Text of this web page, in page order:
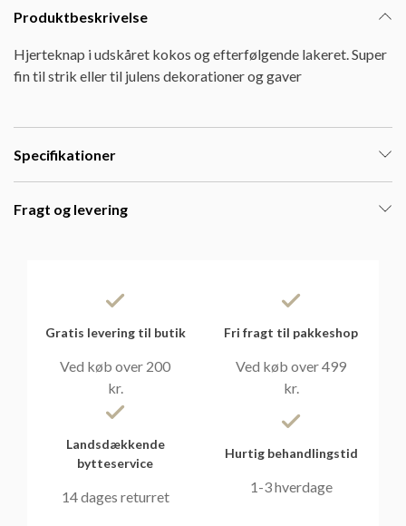
Produktbeskrivelse
Hjerteknap i udskåret kokos og efterfølgende lakeret. Super
fin til strik eller til julens dekorationer og gaver
Specifikationer
Fragt og levering
Gratis levering til butik
Ved køb over 200
kr.
Fri fragt til pakkeshop
Ved køb over 499
kr.
Landsdækkende
bytteservice
14 dages returret
Hurtig behandlingstid
1-3 hverdage